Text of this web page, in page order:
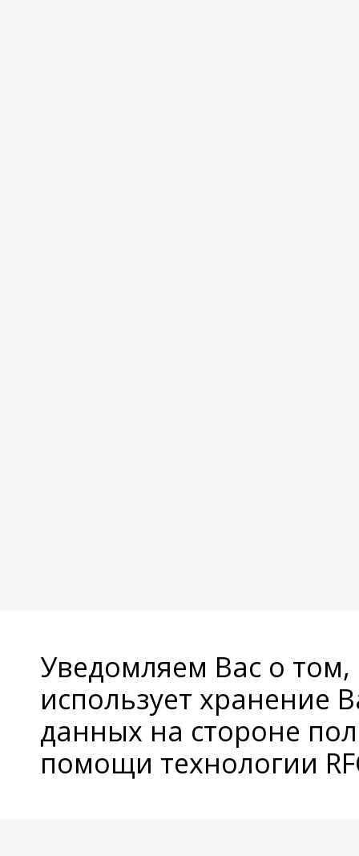
Уведомляем Вас о
использует хранение
данных на стороне
помощи технологии